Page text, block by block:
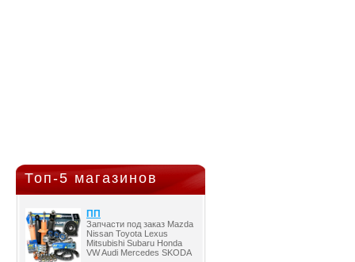
Топ-5 магазинов
ПП
Запчасти под заказ Mazda
Nissan Toyota Lexus
Mitsubishi Subaru Honda
VW Audi Mercedes SKODA